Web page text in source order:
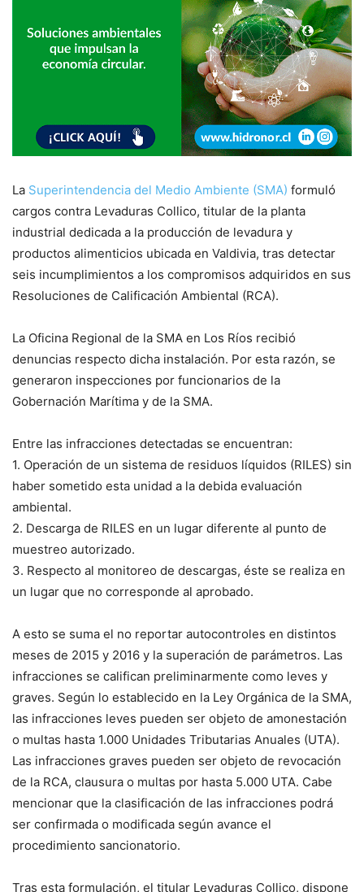
La Superintendencia del Medio Ambiente (SMA) formuló
cargos contra Levaduras Collico, titular de la planta
industrial dedicada a la producción de levadura y
productos alimenticios ubicada en Valdivia, tras detectar
seis incumplimientos a los compromisos adquiridos en sus
Resoluciones de Calificación Ambiental (RCA).
La Oficina Regional de la SMA en Los Ríos recibió
denuncias respecto dicha instalación. Por esta razón, se
generaron inspecciones por funcionarios de la
Gobernación Marítima y de la SMA.
Entre las infracciones detectadas se encuentran:
1. Operación de un sistema de residuos líquidos (RILES) sin
haber sometido esta unidad a la debida evaluación
ambiental.
2. Descarga de RILES en un lugar diferente al punto de
muestreo autorizado.
3. Respecto al monitoreo de descargas, éste se realiza en
un lugar que no corresponde al aprobado.
A esto se suma el no reportar autocontroles en distintos
meses de 2015 y 2016 y la superación de parámetros. Las
infracciones se califican preliminarmente como leves y
graves. Según lo establecido en la Ley Orgánica de la SMA,
las infracciones leves pueden ser objeto de amonestación
o multas hasta 1.000 Unidades Tributarias Anuales (UTA).
Las infracciones graves pueden ser objeto de revocación
de la RCA, clausura o multas por hasta 5.000 UTA. Cabe
mencionar que la clasificación de las infracciones podrá
ser confirmada o modificada según avance el
procedimiento sancionatorio.
Tras esta formulación, el titular Levaduras Collico, dispone